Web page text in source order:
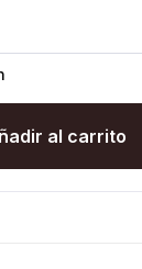
al carrito